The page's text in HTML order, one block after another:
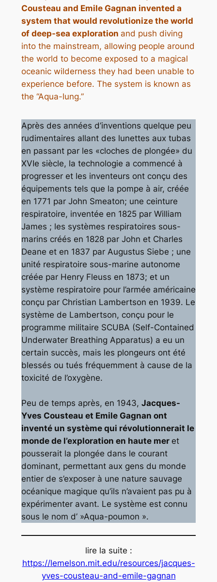
Cousteau and Emile Gagnan invented a
system that would revolutionize the world
of deep-sea exploration and push diving
into the mainstream, allowing people around
the world to become exposed to a magical
oceanic wilderness they had been unable to
experience before. The system is known as
the “Aqua-lung.”
Après des années d’inventions quelque peu
rudimentaires allant des lunettes aux tubas
en passant par les «cloches de plongée» du
XVIe siècle, la technologie a commencé à
progresser et les inventeurs ont conçu des
équipements tels que la pompe à air, créée
en 1771 par John Smeaton; une ceinture
respiratoire, inventée en 1825 par William
James ; les systèmes respiratoires sous-
marins créés en 1828 par John et Charles
Deane et en 1837 par Augustus Siebe ; une
unité respiratoire sous-marine autonome
créée par Henry Fleuss en 1873; et un
système respiratoire pour l’armée américaine
conçu par Christian Lambertson en 1939. Le
système de Lambertson, conçu pour le
programme militaire SCUBA (Self-Contained
Underwater Breathing Apparatus) a eu un
certain succès, mais les plongeurs ont été
blessés ou tués fréquemment à cause de la
toxicité de l’oxygène.
Peu de temps après, en 1943, Jacques-
Yves Cousteau et Emile Gagnan ont
inventé un système qui révolutionnerait le
monde de l’exploration en haute mer et
pousserait la plongée dans le courant
dominant, permettant aux gens du monde
entier de s’exposer à une nature sauvage
océanique magique qu’ils n’avaient pas pu à
expérimenter avant. Le système est connu
sous le nom d’ »Aqua-poumon ».
lire la suite :
https://lemelson.mit.edu/resources/jacques-
yves-cousteau-and-emile-gagnan